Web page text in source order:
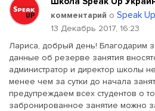
комментарий о Speak Up
13 Декабрь 2017, 16:23
Лариса, добрый день! Благодарим
данные об резерве занятия
администратор и директор школы
менее чем за сутки до начала
предупреждаем всех студентов о
забронированное занятие можно